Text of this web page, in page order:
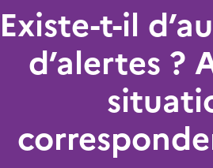
Existe-t-il
d’alertes ?